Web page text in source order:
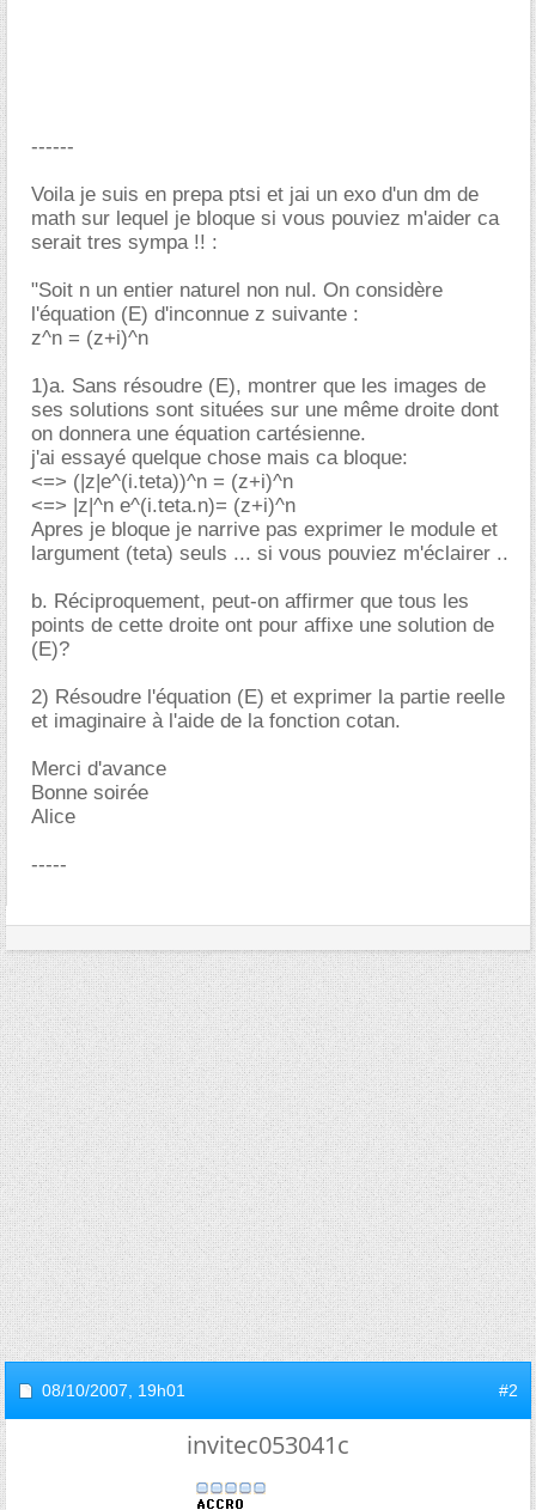
------
Voila je suis en prepa ptsi et jai un exo d'un dm de
math sur lequel je bloque si vous pouviez m'aider ca
serait tres sympa !! :
"Soit n un entier naturel non nul. On considère
l'équation (E) d'inconnue z suivante :
z^n = (z+i)^n
1)a. Sans résoudre (E), montrer que les images de
ses solutions sont situées sur une même droite dont
on donnera une équation cartésienne.
j'ai essayé quelque chose mais ca bloque:
<=> (|z|e^(i.teta))^n = (z+i)^n
<=> |z|^n e^(i.teta.n)= (z+i)^n
Apres je bloque je narrive pas exprimer le module et
largument (teta) seuls ... si vous pouviez m'éclairer ..
b. Réciproquement, peut-on affirmer que tous les
points de cette droite ont pour affixe une solution de
(E)?
2) Résoudre l'équation (E) et exprimer la partie reelle
et imaginaire à l'aide de la fonction cotan.
Merci d'avance
Bonne soirée
Alice
-----
08/10/2007, 19h01 #2
invitec053041c